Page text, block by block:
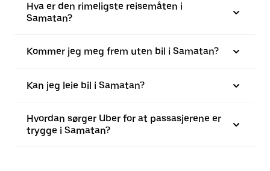
Hva er den rimeligste reisemåten i
Samatan?
Kommer jeg meg frem uten bil i Samatan?
Kan jeg leie bil i Samatan?
Hvordan sørger Uber for at passasjerene er
trygge i Samatan?